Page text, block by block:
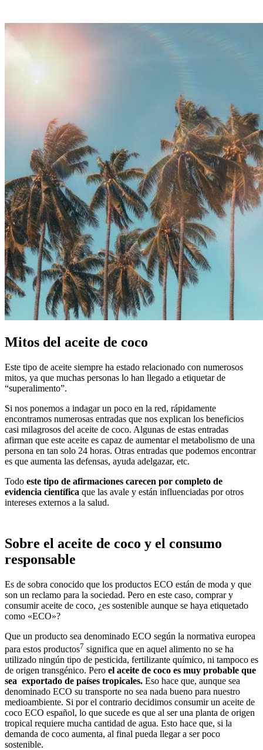
Mitos del aceite de coco
Este tipo de aceite siempre ha estado relacionado con numerosos
mitos, ya que muchas personas lo han llegado a etiquetar de
“superalimento”.
Si nos ponemos a indagar un poco en la red, rápidamente
encontramos numerosas entradas que nos explican los beneficios
casi milagrosos del aceite de coco. Algunas de estas entradas
afirman que este aceite es capaz de aumentar el metabolismo de una
persona en tan solo 24 horas. Otras entradas que podemos encontrar
es que aumenta las defensas, ayuda adelgazar, etc.
Todo este tipo de afirmaciones carecen por completo de
evidencia científica que las avale y están influenciadas por otros
intereses externos a la salud.
Sobre el aceite de coco y el consumo
responsable
Es de sobra conocido que los productos ECO están de moda y que
son un reclamo para la sociedad. Pero en este caso, comprar y
consumir aceite de coco, ¿es sostenible aunque se haya etiquetado
como «ECO»?
Que un producto sea denominado ECO según la normativa europea
para estos productos7 significa que en aquel alimento no se ha
utilizado ningún tipo de pesticida, fertilizante químico, ni tampoco es
de origen transgénico. Pero el aceite de coco es muy probable que
sea exportado de países tropicales. Eso hace que, aunque sea
denominado ECO su transporte no sea nada bueno para nuestro
medioambiente. Si por el contrario decidimos consumir un aceite de
coco ECO español, lo que sucede es que al ser una planta de origen
tropical requiere mucha cantidad de agua. Esto hace que, si la
demanda de coco aumenta, al final pueda llegar a ser poco
sostenible.